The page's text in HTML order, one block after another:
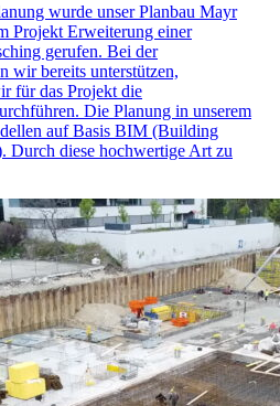
wurde unser Planbau Mayr
Projekt Erweiterung einer
gerufen. Bei der
wir bereits unterstützen,
für das Projekt die
Die Planung in unserem
auf Basis BIM (Building
Durch diese hochwertige Art zu